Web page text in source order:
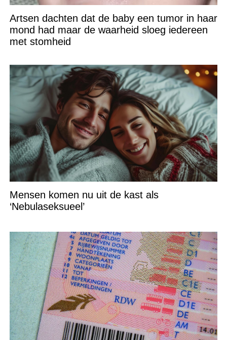
Artsen dachten dat de baby een tumor in haar
mond had maar de waarheid sloeg iedereen
met stomheid
Mensen komen nu uit de kast als
‘Nebulaseksueel’